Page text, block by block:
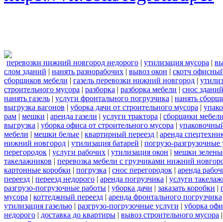
перевозки нижний новгород недорого | утилизация мусора |
слом зданий | нанять разнорабочих | вывоз окон | скотч
сборщиков мебели | газель перевозки нижний новгород |
строительного мусора | разборка | разборка мебели | снос зданий
нанять газель | услуги фронтального погрузчика | нанять
выгрузка вагонов | уборка дачи от строительного мусора |
рам | мешки | аренда газели | услуги трактора | сборщики
выгрузка | уборка офиса от строительного мусора |
мебели | мешки белые | квартирный переезд | аренда
нижний новгород | утилизация батарей | погрузо-разгрузочные
перегородок | услуги рабочих | утилизация окон | мешки
такелажников | перевозка мебели с грузчиками нижний
картонные коробки | погрузка | снос перегородок | аренда
переезд | переезд недорого | аренда погрузчика | услуги
разгрузо-погрузочные работы | уборка дачи | заказать коробки |
мусора | коттеджный переезд | аренда фронтального погрузчика
утилизация газелью | разгрузо-погрузочные услуги | уборка
недорого | доставка до квартиры | вывоз строительного мусора